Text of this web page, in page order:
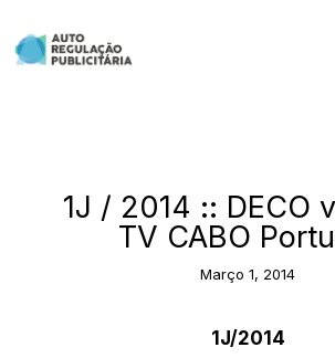
1J / 2014 :: DECO
TV CABO
Março 1, 2014
1J/2014